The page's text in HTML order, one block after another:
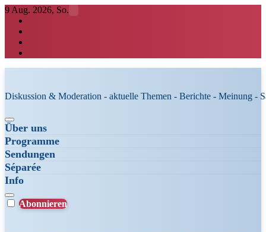
Zum
Inhalt
springen
9 Aug. 2026, So.
Diskussion & Moderation - aktuelle Themen - Berichte - Meinung -
Über uns
Programme
Sendungen
Séparée
Info
Abonnieren